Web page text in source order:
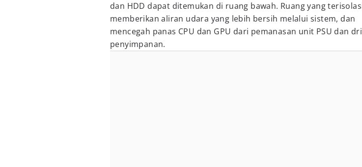
dan HDD dapat ditemukan di ruang bawah. Ruang yang
memberikan aliran udara yang lebih bersih melalui sistem, dan
mencegah panas CPU dan GPU dari pemanasan unit PSU dan
penyimpanan.